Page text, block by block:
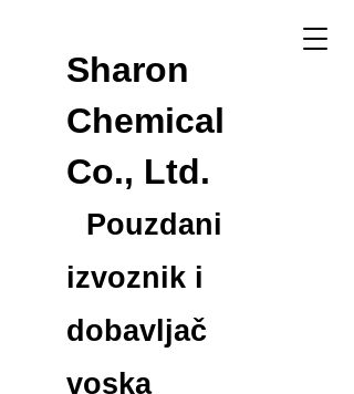
Sharon
Chemical
Co., Ltd.
Pouzdani
izvoznik i
dobavljač
voska